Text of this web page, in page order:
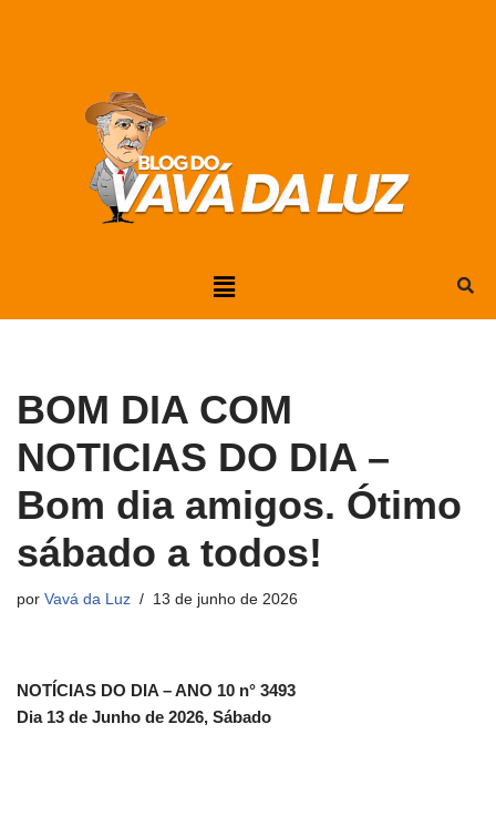
BOM DIA COM
NOTICIAS DO DIA –
Bom dia amigos. Ótimo
sábado a todos!
por Vavá da Luz 13 de junho de 2026
NOTÍCIAS DO DIA – ANO 10 n° 3493
Dia 13 de Junho de 2026, Sábado